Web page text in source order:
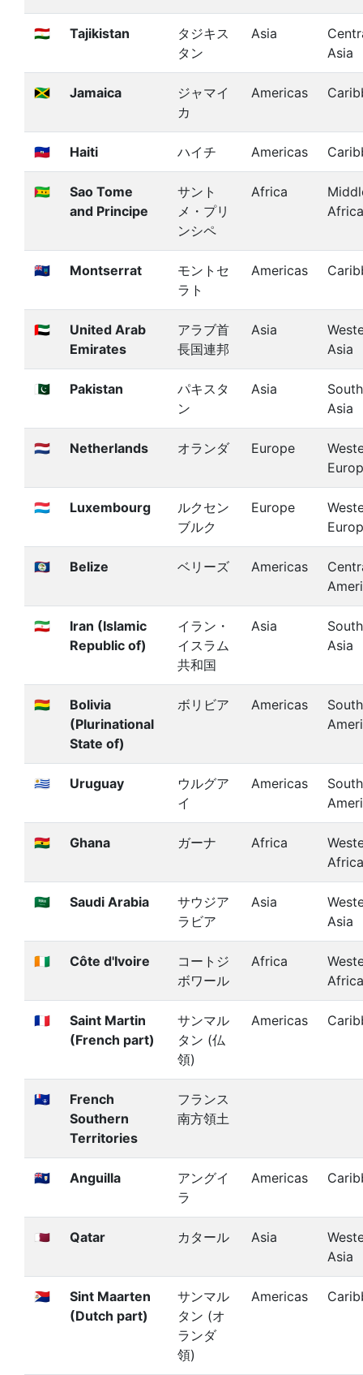
🇹🇯 Tajikistan
タジキス
タン
Asia
Asia
🇯🇲 Jamaica
ジャマイ
カ
Americas
🇭🇹 Haiti ハイチ Americas
🇸🇹
Sao Tome
and Principe
サント
メ・プリ
ンシペ
Africa
Africa
🇲🇸 Montserrat
モントセ
ラト
Americas
🇦🇪
United Arab
Emirates
アラブ首
長国連邦
Asia
Asia
🇵🇰 Pakistan
パキスタ
ン
Asia
Asia
🇳🇱 Netherlands オランダ Europe
🇱🇺 Luxembourg
ルクセン
ブルク
Europe
🇧🇿 Belize ベリーズ Americas
🇮🇷
Iran (Islamic
Republic of)
イラン・
イスラム
共和国
Asia
Asia
🇧🇴
Bolivia
(Plurinational
State of)
ボリビア Americas
South
🇺🇾 Uruguay
ウルグア
イ
Americas
South
🇬🇭 Ghana ガーナ Africa
Africa
🇸🇦 Saudi Arabia
サウジア
ラビア
Asia
Asia
🇨🇮 Côte d'Ivoire
コートジ
ボワール
Africa
Africa
🇲🇫
Saint Martin
(French part)
サンマル
タン (仏
領)
Americas
🇹🇫
French
Southern
Territories
フランス
南方領土
🇦🇮 Anguilla
アングイ
ラ
Americas
🇶🇦 Qatar カタール Asia
Asia
🇸🇽
Sint Maarten
(Dutch part)
サンマル
タン (オ
ランダ
領)
Americas